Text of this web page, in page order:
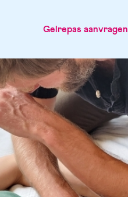
Gelrepas aanvragen